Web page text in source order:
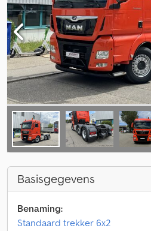
Basisgegevens
Benaming:
Standaard trekker 6x2